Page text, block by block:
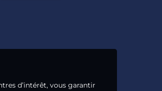
d’intérêt, vous garantir